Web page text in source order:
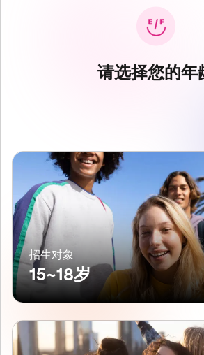
请选择您的年
招生对象
15~18岁